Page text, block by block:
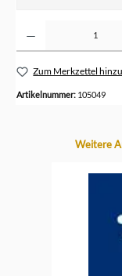
Zum Merkzettel
Artikelnummer: 105049
Produktgalerie
Weitere